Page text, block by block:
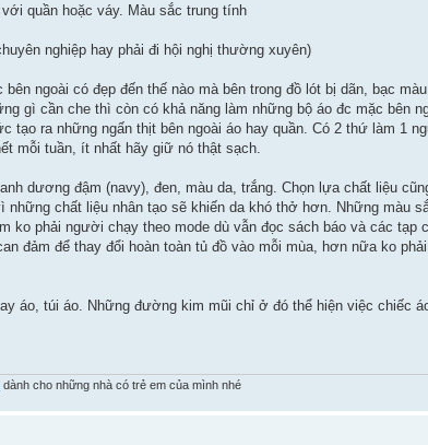
quần hoặc váy. Màu sắc trung tính
nghiệp hay phải đi hội nghị thường xuyên)
ngoài có đẹp đến thế nào mà bên trong đồ lót bị dãn, bạc
gì cần che thì còn có khả năng làm những bộ áo đc mặc bên
tạo ra những ngấn thịt bên ngoài áo hay quần. Có 2 thứ làm 1
mỗi tuần, ít nhất hãy giữ nó thật sạch.
dương đậm (navy), đen, màu da, trắng. Chọn lựa chất liệu
chất liệu nhân tạo sẽ khiến da khó thở hơn. Những màu
ko phải người chạy theo mode dù vẫn đọc sách báo và các tạp
đảm để thay đổi hoàn toàn tủ đồ vào mỗi mùa, hơn nữa ko
áo, túi áo. Những đường kim mũi chỉ ở đó thể hiện việc chiếc
dành cho những nhà có trẻ em của mình nhé